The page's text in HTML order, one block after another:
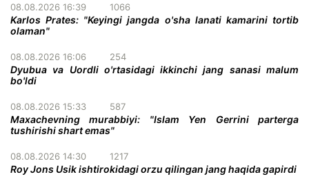
08.08.2026 16:39 1066
Karlos Prates: "Keyingi jangda o'sha lanati kamarini tortib
olaman"
08.08.2026 16:06 254
Dyubua va Uordli o'rtasidagi ikkinchi jang sanasi malum
bo'ldi
08.08.2026 15:33 587
Maxachevning murabbiyi: "Islam Yen Gerrini parterga
tushirishi shart emas"
08.08.2026 14:30 1217
Roy Jons Usik ishtirokidagi orzu qilingan jang haqida gapirdi